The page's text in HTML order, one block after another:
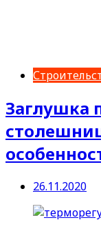
Заглушка
26.11.2020